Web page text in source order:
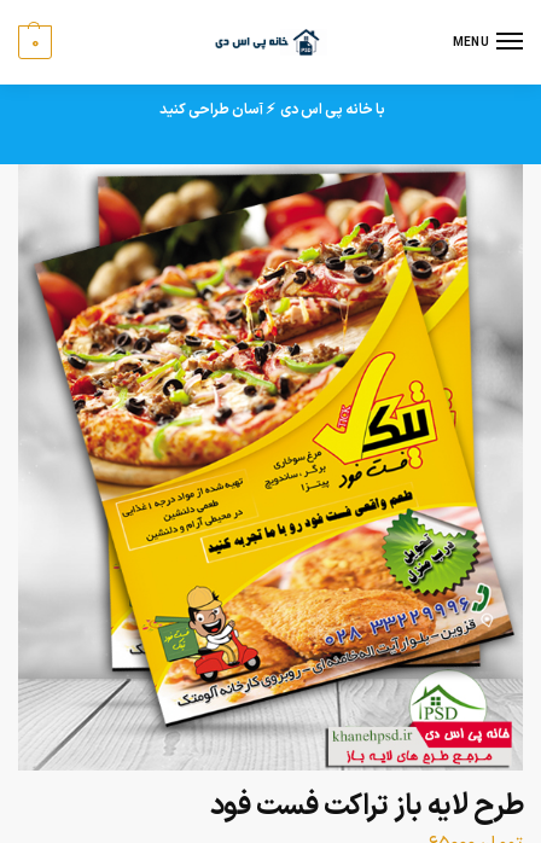
MENU
0
با خانه پی اس دی ⚡ آسان طراحی کنید
طرح لایه باز تراکت فست فود